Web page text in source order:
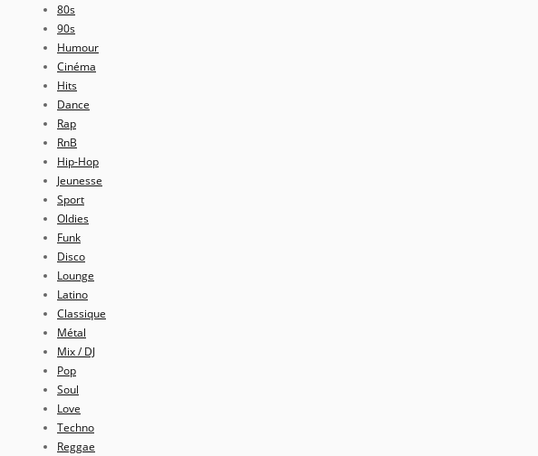
80s
90s
Humour
Cinéma
Hits
Dance
Rap
RnB
Hip-Hop
Jeunesse
Sport
Oldies
Funk
Disco
Lounge
Latino
Classique
Métal
Mix / DJ
Pop
Soul
Love
Techno
Reggae